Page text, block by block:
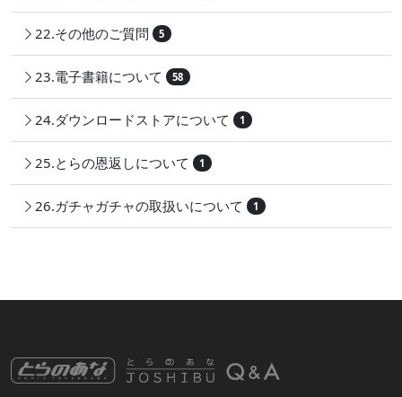
22.その他のご質問 5
23.電子書籍について 58
24.ダウンロードストアについて 1
25.とらの恩返しについて 1
26.ガチャガチャの取扱いについて 1